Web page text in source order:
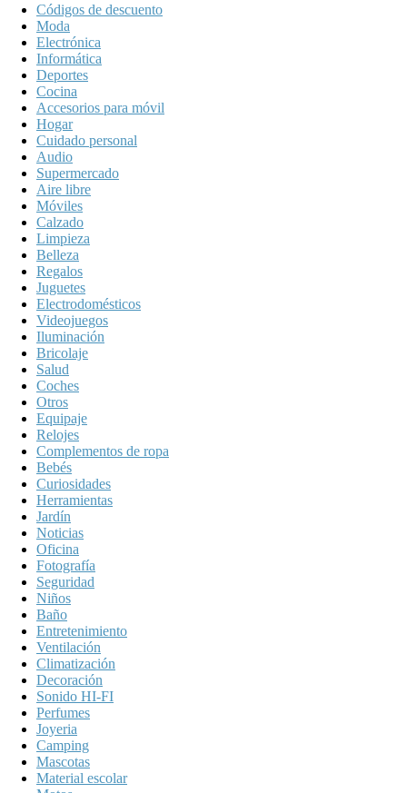
Códigos de descuento
Moda
Electrónica
Informática
Deportes
Cocina
Accesorios para móvil
Hogar
Cuidado personal
Audio
Supermercado
Aire libre
Móviles
Calzado
Limpieza
Belleza
Regalos
Juguetes
Electrodomésticos
Videojuegos
Iluminación
Bricolaje
Salud
Coches
Otros
Equipaje
Relojes
Complementos de ropa
Bebés
Curiosidades
Herramientas
Jardín
Noticias
Oficina
Fotografía
Seguridad
Niños
Baño
Entretenimiento
Ventilación
Climatización
Decoración
Sonido HI-FI
Perfumes
Joyeria
Camping
Mascotas
Material escolar